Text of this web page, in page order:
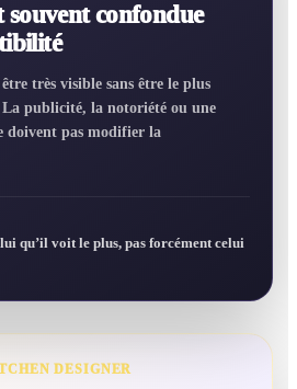
souvent confondue
très visible sans être le plus
publicité, la notoriété ou une
doivent pas modifier la
qu’il voit le plus, pas forcément celui
DESIGNER